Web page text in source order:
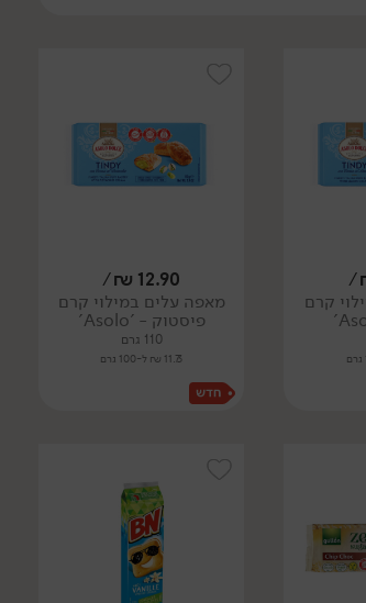
/
קרם
12.90
₪
/
מאפה עלים במילוי קרם
פיסטוק - 'Asolo'
110 גרם
11.73 ₪ ל-100 גרם